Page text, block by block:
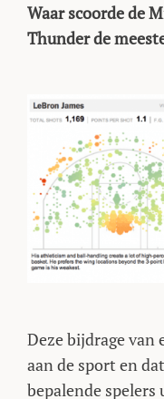
Waar scoorde de
Thunder de
Deze bijdrage van
aan de sport en
bepalende spelers